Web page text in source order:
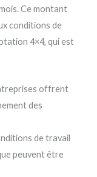
Ce montant
conditions de
4×4, qui est
offrent
des
de travail
peuvent être